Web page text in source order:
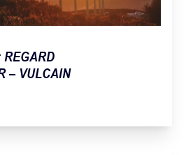
REGARD
– VULCAIN